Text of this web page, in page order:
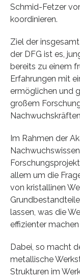
Schmid-Fetzer
koordinieren.
Ziel der
der DFG ist es,
bereits zu einem
Erfahrungen mit
ermöglichen und
großem
Im Rahmen der
allem um die
von kristallinen
lassen, was die
effizienter machen
Dabei, so macht
metallische
Strukturen im